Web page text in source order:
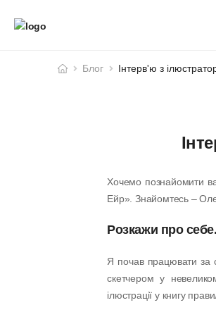
Блог Інтерв'ю з
Хочемо познайомити
Ейр». Знайомтесь –
Розкажи про
Я почав працювати за
скетчером у
ілюстрації у книгу